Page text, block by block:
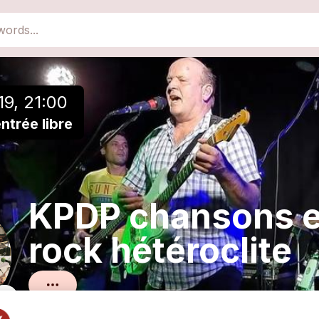
21:00
libre
KPDP chansons
rock hétéroclite
Add to a playlist